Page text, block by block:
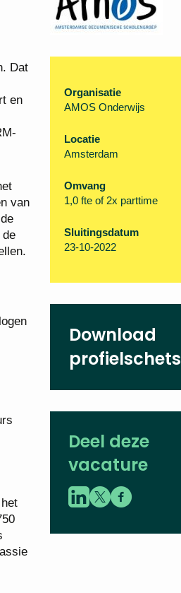
Dat
en
van
de
Organisatie
AMOS Onderwijs
Locatie
Amsterdam
Omvang
1,0 fte of 2x parttime
Sluitingsdatum
23-10-2022
Download
profielschets
Deel deze
vacature